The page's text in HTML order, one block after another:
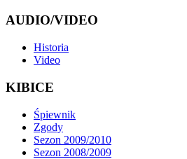
AUDIO/VIDEO
Historia
Video
KIBICE
Śpiewnik
Zgody
Sezon 2009/2010
Sezon 2008/2009